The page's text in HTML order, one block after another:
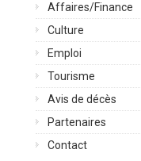
Affaires/Finance
Culture
Emploi
Tourisme
Avis de décès
Partenaires
Contact